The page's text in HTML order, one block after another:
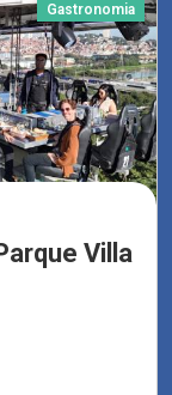
Gastronomia
Villa